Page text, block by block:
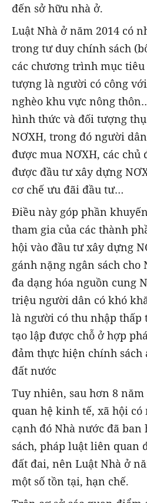
đến sở hữu nhà ở.
Luật Nhà ở năm 2014 có
trong tư duy chính sách
các chương trình mục tiêu
tượng là người có công
nghèo khu vực nông
hình thức và đối tượng
NƠXH, trong đó người
được mua NƠXH, các chủ
được đầu tư xây dựng
cơ chế ưu đãi đầu tư…
Điều này góp phần
tham gia của các thành
hội vào đầu tư xây dựng
gánh nặng ngân sách
đa dạng hóa nguồn cung
triệu người dân có khó
là người có thu nhập
tạo lập được chỗ ở hợp
đảm thực hiện chính sách
đất nước
Tuy nhiên, sau hơn 8
quan hệ kinh tế, xã hội
cạnh đó Nhà nước đã
sách, pháp luật liên quan
đất đai, nên Luật Nhà ở
một số tồn tại, hạn chế.